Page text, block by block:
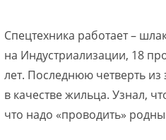
Спецтехника работает –
на Индустриализации, 18
лет. Последнюю четверть из
в качестве жильца. Узнал,
что надо «проводить»